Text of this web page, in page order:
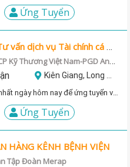
Ứng Tuyển
Chuyên viên Tư vấn dịch vụ Tài chính cá nhân CSO
Ngân Hàng TMCP Kỹ Thương Việt Nam-PGD An Đông
Kiên Giang, Long An, Cà Mau
Bạn chỉ còn duy nhất ngày hôm nay để ứng tuyển vị trí này!
Ứng Tuyển
HÀNG KÊNH BỆNH VIỆN
Tập Đoàn Merap